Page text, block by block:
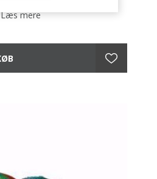
Læs mere